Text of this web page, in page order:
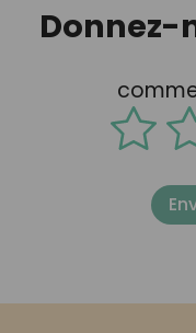
Donnez-